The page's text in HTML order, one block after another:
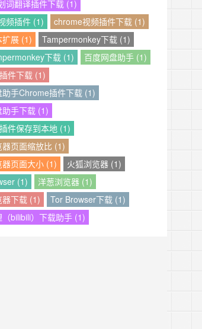
词翻译插件下载 (1)
频插件 (1)
chrome视频插件下载 (1)
扩展 (1)
Tampermonkey下载 (1)
下载 (1)
百度网盘助手 (1)
件下载 (1)
助手Chrome插件下载 (1)
助手下载 (1)
件保存到本地 (1)
器页面缩放比 (1)
器页面大小 (1)
火狐浏览器 (1)
(1)
洋葱浏览器 (1)
器下载 (1)
Tor Browser下载 (1)
（bilibili）下载助手 (1)